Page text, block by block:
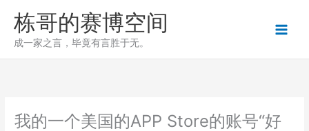
栋哥的赛博空间
成一家之言，毕竟有言胜于无。
我的一个美国的APP Store的账号“好